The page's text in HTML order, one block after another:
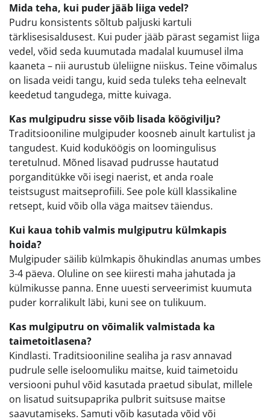
Mida teha, kui puder jääb liiga vedel?
Pudru konsistents sõltub paljuski kartuli
tärklisesisaldusest. Kui puder jääb pärast segamist liiga
vedel, võid seda kuumutada madalal kuumusel ilma
kaaneta – nii aurustub üleliigne niiskus. Teine võimalus
on lisada veidi tangu, kuid seda tuleks teha eelnevalt
keedetud tangudega, mitte kuivaga.
Kas mulgipudru sisse võib lisada köögivilju?
Traditsiooniline mulgipuder koosneb ainult kartulist ja
tangudest. Kuid koduköögis on loomingulisus
teretulnud. Mõned lisavad pudrusse hautatud
porganditükke või isegi naerist, et anda roale
teistsugust maitseprofiili. See pole küll klassikaline
retsept, kuid võib olla väga maitsev täiendus.
Kui kaua tohib valmis mulgiputru külmkapis
hoida?
Mulgipuder säilib külmkapis õhukindlas anumas umbes
3-4 päeva. Oluline on see kiiresti maha jahutada ja
külmikusse panna. Enne uuesti serveerimist kuumuta
puder korralikult läbi, kuni see on tulikuum.
Kas mulgiputru on võimalik valmistada ka
taimetoitlasena?
Kindlasti. Traditsiooniline sealiha ja rasv annavad
pudrule selle iseloomuliku maitse, kuid taimetoidu
versiooni puhul võid kasutada praetud sibulat, millele
on lisatud suitsupaprika pulbrit suitsuse maitse
saavutamiseks. Samuti võib kasutada võid või